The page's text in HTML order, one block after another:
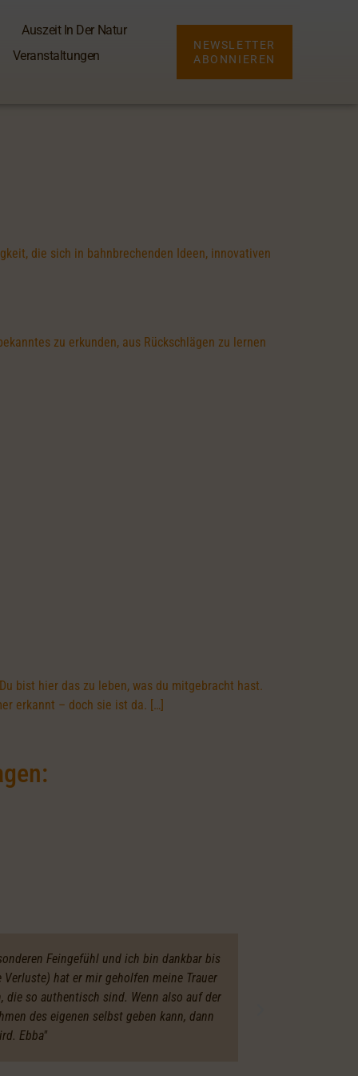
Auszeit In Der Natur
Veranstaltungen
NEWSLETTER
ABONNIEREN
die sich in bahnbrechenden Ideen, innovativen
zu erkunden, aus Rückschlägen zu lernen
bist hier das zu leben, was du mitgebracht hast.
erkannt – doch sie ist da. […]
Feingefühl und ich bin dankbar bis
hat er mir geholfen meine Trauer
die so authentisch sind. Wenn also auf der
des eigenen selbst geben kann, dann
Ebba"